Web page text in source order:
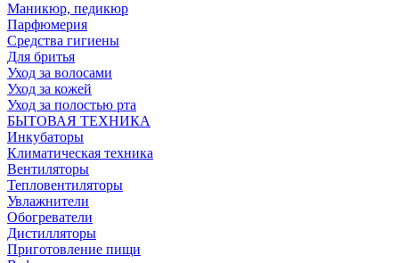
Маникюр, педикюр
Парфюмерия
Средства гигиены
Для бритья
Уход за волосами
Уход за кожей
Уход за полостью рта
БЫТОВАЯ ТЕХНИКА
Инкубаторы
Климатическая техника
Вентиляторы
Тепловентиляторы
Увлажнители
Обогреватели
Дистилляторы
Приготовление пищи